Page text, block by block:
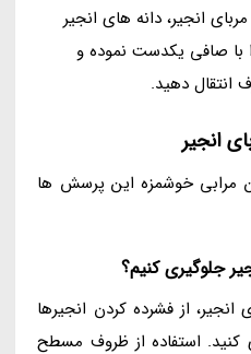
انجیر، دانه های انجیر
با صافی یکدست نموده و
انتقال دهید.
انجیر
خوشمزه این پرسش ها
از فشرده کردن انجیرها
استفاده از ظروف مسطح